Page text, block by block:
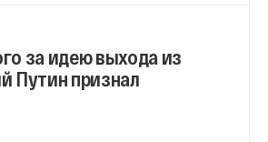
за идею выхода из
Путин признал